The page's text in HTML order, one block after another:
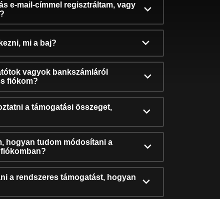
e-mail-címmel regisztráltam, vagy
mi a baj?
vagyok bankszámláról
fiókom?
a támogatási összeget,
hogyan tudom módosítani a
a rendszeres támogatást, hogyan